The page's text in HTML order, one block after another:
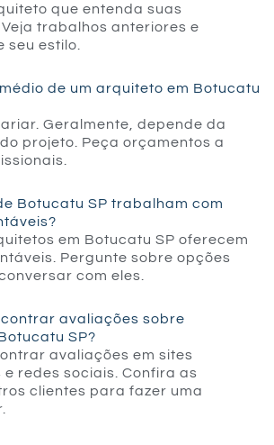
que entenda suas
trabalhos anteriores e
seu estilo.
de um arquiteto em Botucatu
Geralmente, depende da
projeto. Peça orçamentos a
Botucatu SP trabalham com
em Botucatu SP oferecem
Pergunte sobre opções
com eles.
avaliações sobre
SP?
avaliações em sites
redes sociais. Confira as
clientes para fazer uma